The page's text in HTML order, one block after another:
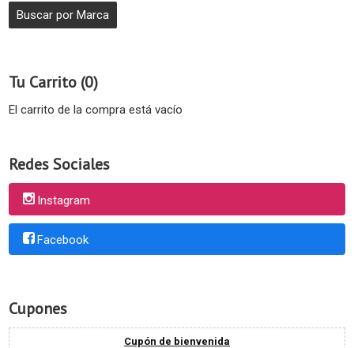
Tu Carrito (0)
El carrito de la compra está vacío
Redes Sociales
Instagram
Facebook
Cupones
Cupón de bienvenida